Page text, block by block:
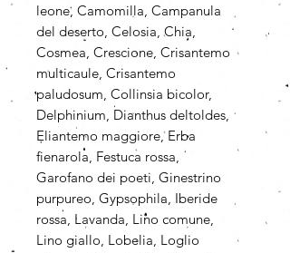
leone, Camomilla, Campanula
del deserto, Celosia, Chia,
Cosmea, Crescione, Crisantemo
multicaule, Crisantemo
paludosum, Collinsia bicolor,
Delphinium, Dianthus deltoldes,
Eliantemo maggiore, Erba
fienarola, Festuca rossa,
Garofano dei poeti, Ginestrino
purpureo, Gypsophila, Iberide
rossa, Lavanda, Lino comune,
Lino giallo, Lobelia, Loglio